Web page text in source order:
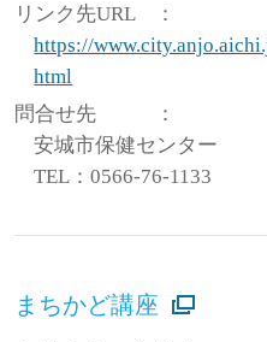
リンク先URL
：
https://
html
問合せ先
：
安城市保健センター
TEL：0566-76-1133
まちかど講座